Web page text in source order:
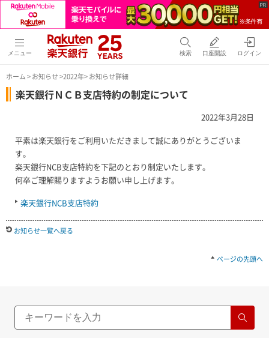
メニュー 検索 口座開設 ログイン
ホーム>お知らせ>2022年> お知らせ詳細
楽天銀行ＮＣＢ支店特約の制定について
2022年3月28日
平素は楽天銀行をご利用いただきまして誠にありがとうございま
す。
楽天銀行NCB支店特約を下記のとおり制定いたします。
何卒ご理解賜りますようお願い申し上げます。
楽天銀行NCB支店特約
お知らせ一覧へ戻る
ページの先頭へ